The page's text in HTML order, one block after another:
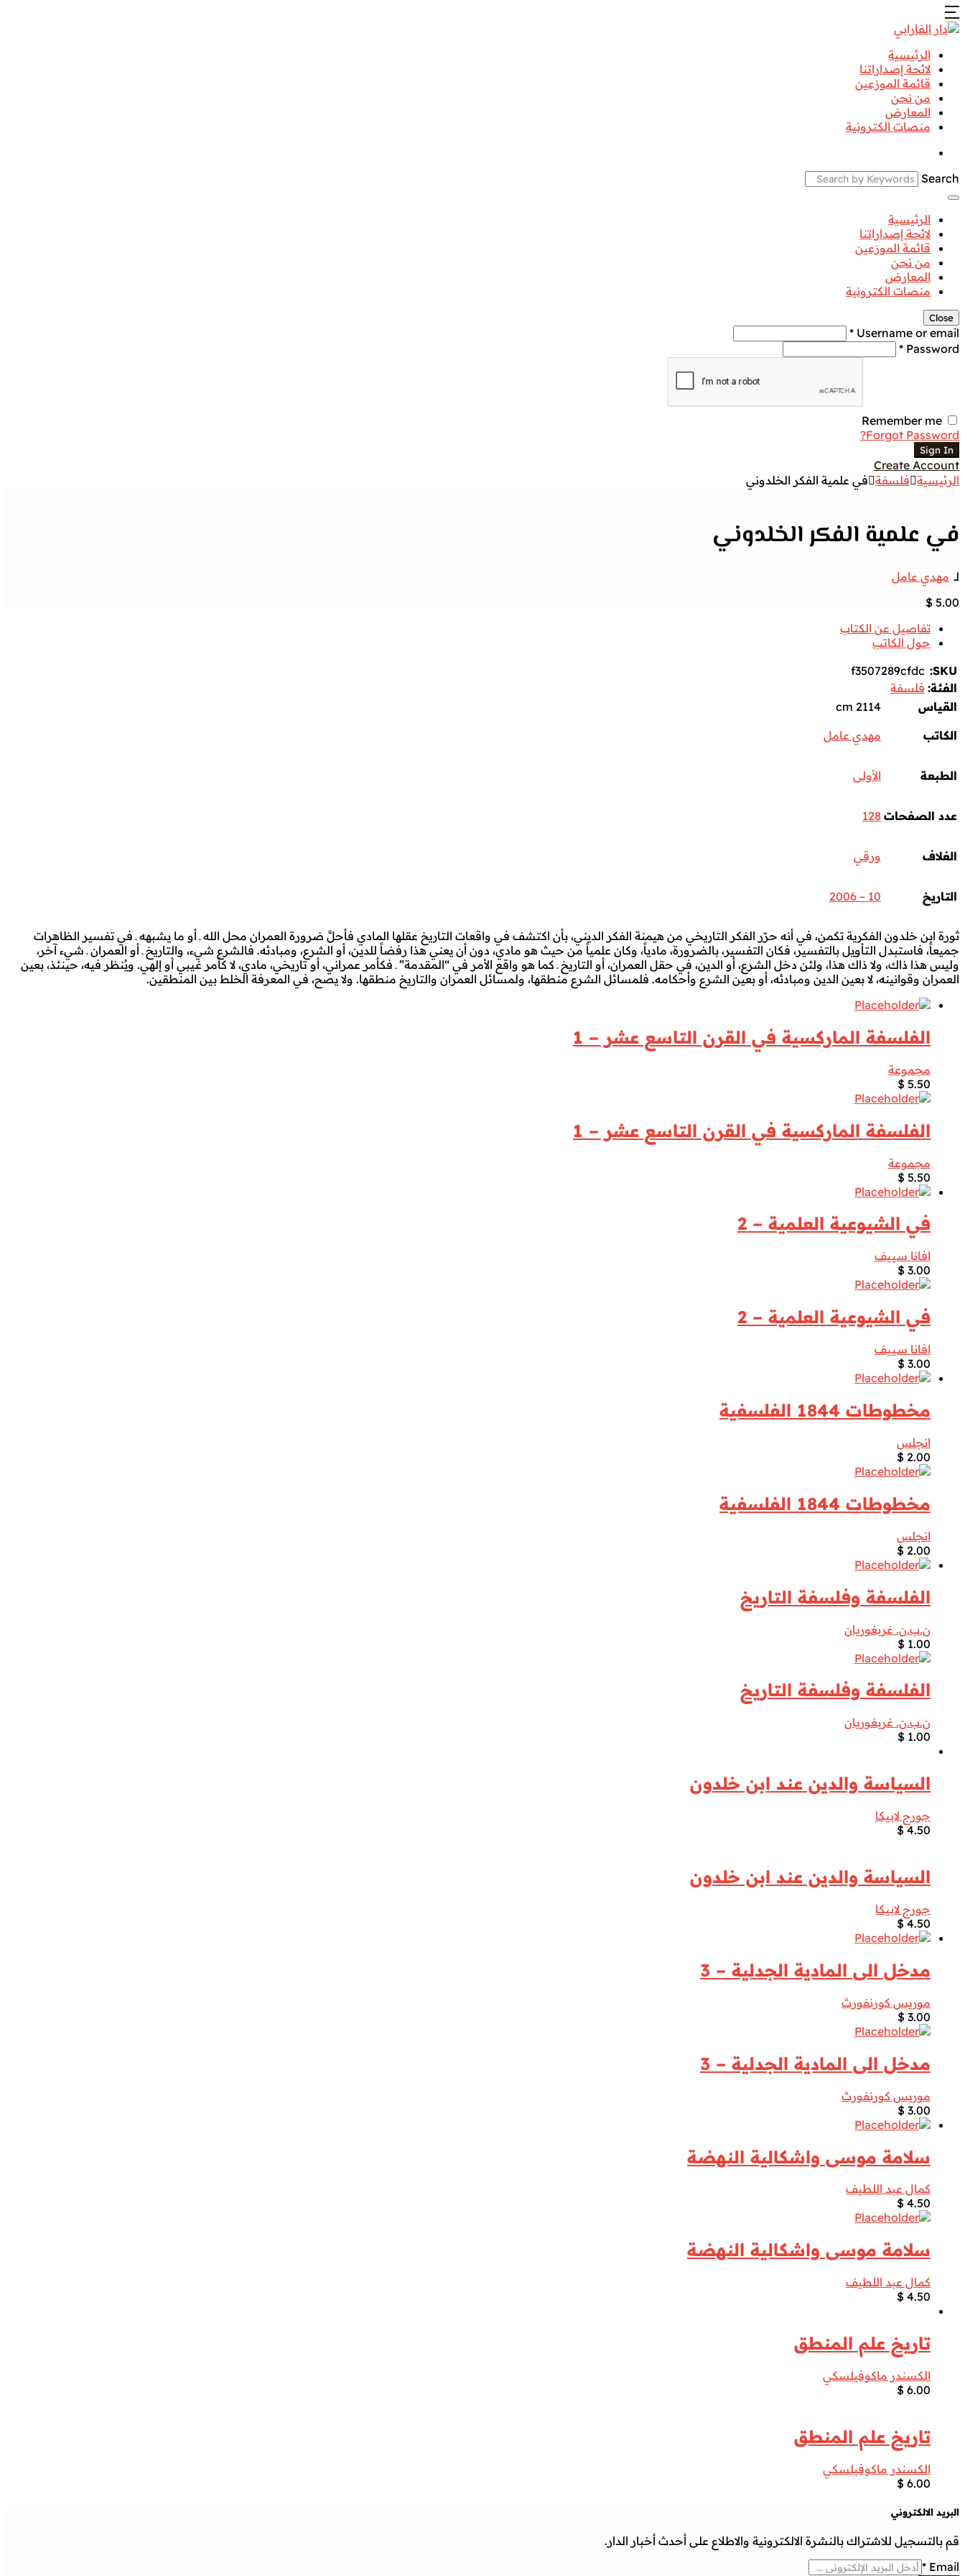
الرئيسية
لائحة إصداراتنا
قائمة الموزعين
من نحن
المعارض
منصات الكترونية
Search
الرئيسية
لائحة إصداراتنا
قائمة الموزعين
من نحن
المعارض
منصات الكترونية
Close
Username or email *
Password *
Remember me
Forgot Password?
Sign In
Create Account
الرئيسية فلسفة في علمية الفكر الخلدوني
في علمية الفكر الخلدوني
لــ مهدي عامل
$ 5.00
تفاصيل عن الكتاب
حول الكاتب
SKU:
f3507289cfdc
الفئة: فلسفة
القياس
2114 cm
الكاتب
مهدي عامل
الطبعة الأولى
عدد الصفحات 128
الغلاف ورقي
التاريخ 10 – 2006
ثورة ابن خلدون الفكرية تكمن، في أنه حرّر الفكر التاريخي من هيمنة الفكر الديني، بأن اكتشف في واقعات التاريخ عقلها المادي فأحلَّ ضرورة العمران محل الله ـ أو ما يشبهه ـ في تفسير الظاهرات
جميعاً، فاستبدل التأويل بالتفسير، فكان التفسير، بالضرورة، مادياً، وكان علمياً من حيث هو مادي، دون أن يعني هذا رفضاً للدين، أو الشرع، ومبادئه. فالشرع شيء، والتاريخ ـ أو العمران ـ شيء آخر،
وليس هذا ذاك، ولا ذاك هذا، ولئن دخل الشرع، أو الدين، في حقل العمران، أو التاريخ ـ كما هو واقع الأمر في “المقدمة” ـ فكأمر عمراني، أو تاريخي، مادي، لا كأمر غيبي أو إلهي. ويُنظر فيه، حينئذ، بعين
العمران وقوانينه، لا بعين الدين ومبادئه، أو بعين الشرع وأحكامه. فلمسائل الشرع منطقها، ولمسائل العمران والتاريخ منطقها. ولا يصح، في المعرفة الخلط بين المنطقين.
الفلسفة الماركسية في القرن التاسع عشر – 1
مجموعة
$ 5.50
الفلسفة الماركسية في القرن التاسع عشر – 1
مجموعة
$ 5.50
في الشيوعية العلمية – 2
افانا سييف
$ 3.00
في الشيوعية العلمية – 2
افانا سييف
$ 3.00
مخطوطات 1844 الفلسفية
انجلس
$ 2.00
مخطوطات 1844 الفلسفية
انجلس
$ 2.00
الفلسفة وفلسفة التاريخ
ن.ب.ن. غربغوريان
$ 1.00
الفلسفة وفلسفة التاريخ
ن.ب.ن. غربغوريان
$ 1.00
السياسة والدين عند ابن خلدون
جورج لابيكا
$4.50
السياسة والدين عند ابن خلدون
جورج لابيكا
$4.50
مدخل الى المادية الجدلية – 3
موريس كورنفورث
$ 3.00
مدخل الى المادية الجدلية – 3
موريس كورنفورث
$ 3.00
سلامة موسى واشكالية النهضة
كمال عبد اللطيف
$ 4.50
سلامة موسى واشكالية النهضة
كمال عبد اللطيف
$ 4.50
تاريخ علم المنطق
الكسندر ماكوفيلسكي
$ 6.00
تاريخ علم المنطق
الكسندر ماكوفيلسكي
$ 6.00
البريد الالكتروني
قم بالتسجيل للاشتراك بالنشرة الالكترونية والاطلاع على أحدث أخبار الدار.
Email
*